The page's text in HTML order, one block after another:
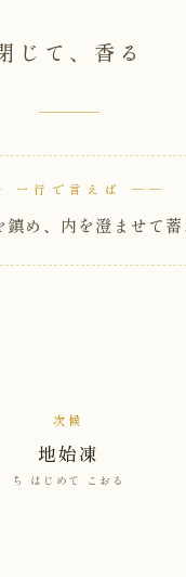
じて、香る
行で言えば ──
め、内を澄ませて蓄
次候
地始凍
ち はじめて こおる